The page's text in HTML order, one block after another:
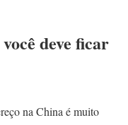
deve ficar
na China é muito